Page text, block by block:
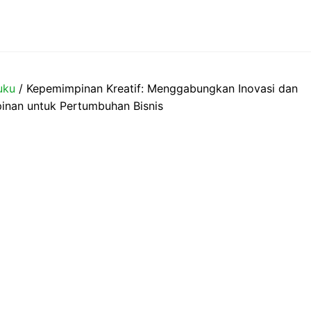
/ Kepemimpinan Kreatif: Menggabungkan Inovasi dan
untuk Pertumbuhan Bisnis